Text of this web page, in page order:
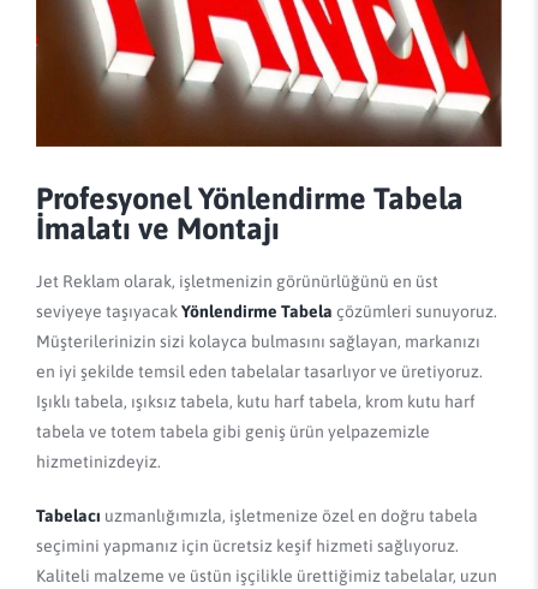
Profesyonel Yönlendirme Tabela
İmalatı ve Montajı
Jet Reklam olarak, işletmenizin görünürlüğünü en üst
seviyeye taşıyacak Yönlendirme Tabela çözümleri sunuyoruz.
Müşterilerinizin sizi kolayca bulmasını sağlayan, markanızı
en iyi şekilde temsil eden tabelalar tasarlıyor ve üretiyoruz.
Işıklı tabela, ışıksız tabela, kutu harf tabela, krom kutu harf
tabela ve totem tabela gibi geniş ürün yelpazemizle
hizmetinizdeyiz.
Tabelacı uzmanlığımızla, işletmenize özel en doğru tabela
seçimini yapmanız için ücretsiz keşif hizmeti sağlıyoruz.
Kaliteli malzeme ve üstün işçilikle ürettiğimiz tabelalar, uzun